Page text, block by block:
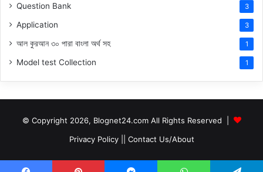
Question Bank 3
Application 3
আল কুরআন ৩০ পারা বাংলা অর্থ সহ 1
Model test Collection 1
© Copyright 2026, Blognet24.com All Rights Reserved |
Privacy Policy|| Contact Us/About